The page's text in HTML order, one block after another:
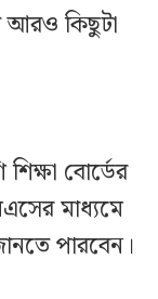
আরও কিছুটা
শিক্ষা বোর্ডের
মাধ্যমে
পারবেন।